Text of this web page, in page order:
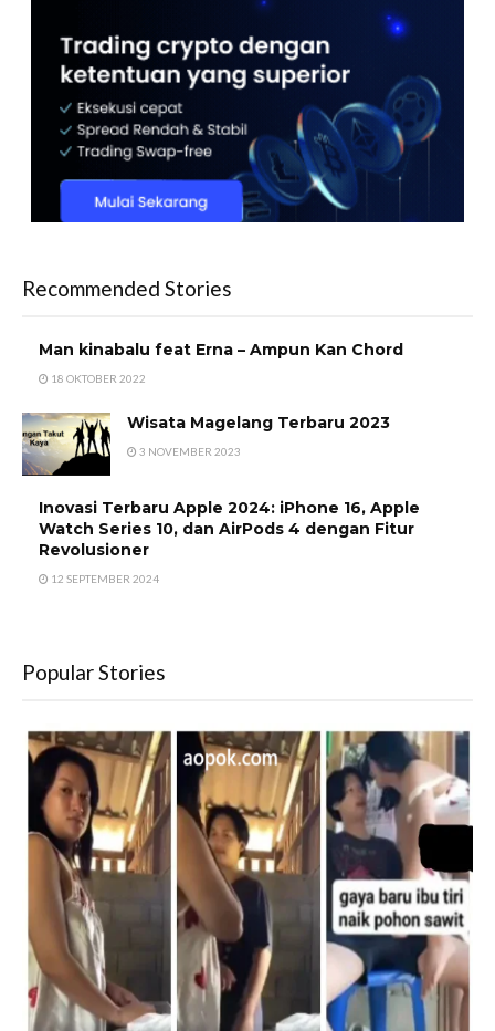
Recommended Stories
Man kinabalu feat Erna – Ampun Kan Chord
18 OKTOBER 2022
Wisata Magelang Terbaru 2023
3 NOVEMBER 2023
Inovasi Terbaru Apple 2024: iPhone 16, Apple
Watch Series 10, dan AirPods 4 dengan Fitur
Revolusioner
12 SEPTEMBER 2024
Popular Stories